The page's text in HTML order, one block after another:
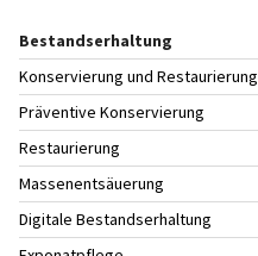
Bestandserhaltung
Konservierung und Restaurierung
Präventive Konservierung
Restaurierung
Massenentsäuerung
Digitale Bestandserhaltung